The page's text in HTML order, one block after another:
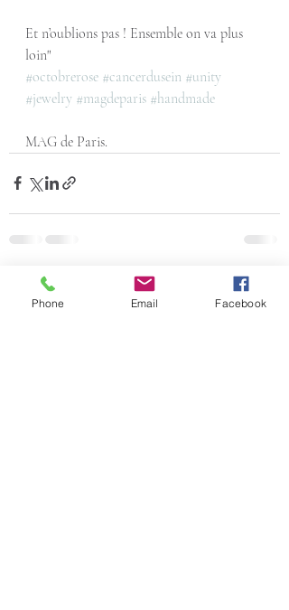
Et n’oublions pas ! Ensemble on va plus
loin"
#octobrerose #cancerdusein #unity
#jewelry #magdeparis #handmade
MAG de Paris.
Posts récents Voir tout
Phone Email Facebook